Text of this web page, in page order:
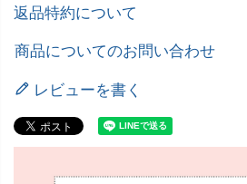
返品特約について
商品についてのお問い合わせ
レビューを書く